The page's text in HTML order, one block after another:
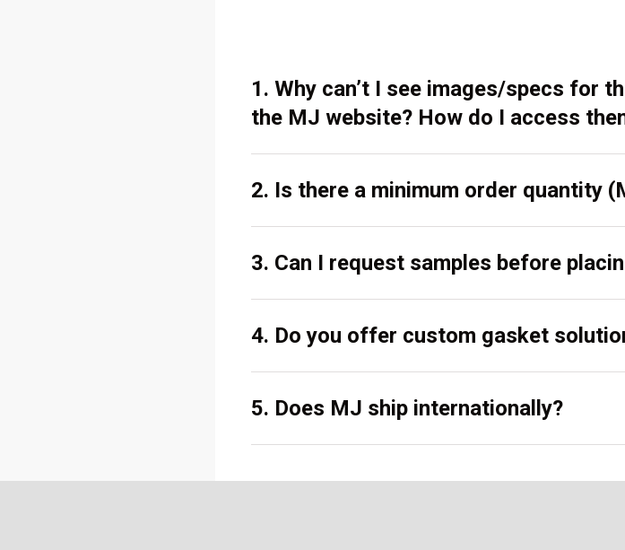
1. Why can’t I see images/specs for
the MJ website? How do I access
2. Is there a minimum order quantity
3. Can I request samples before
4. Do you offer custom gasket
5. Does MJ ship internationally?